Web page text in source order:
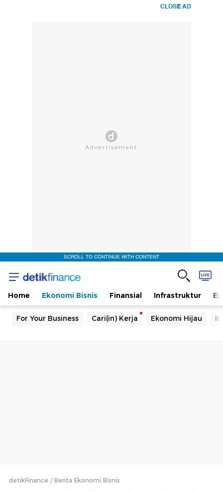
CLOSE AD
SCROLL TO CONTINUE WITH CONTENT
Home Ekonomi Bisnis Finansial Infrastruktur
For Your Business Cari(in) Kerja Ekonomi Hijau
detikFinance Berita Ekonomi Bisnis